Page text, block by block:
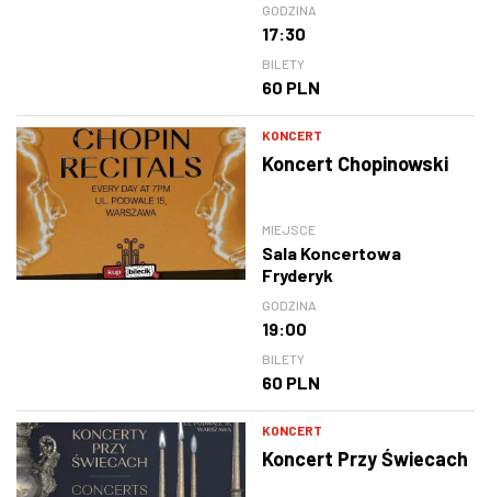
GODZINA
17:30
BILETY
60 PLN
KONCERT
Koncert Chopinowski
MIEJSCE
Sala Koncertowa
Fryderyk
GODZINA
19:00
BILETY
60 PLN
KONCERT
Koncert Przy Świecach